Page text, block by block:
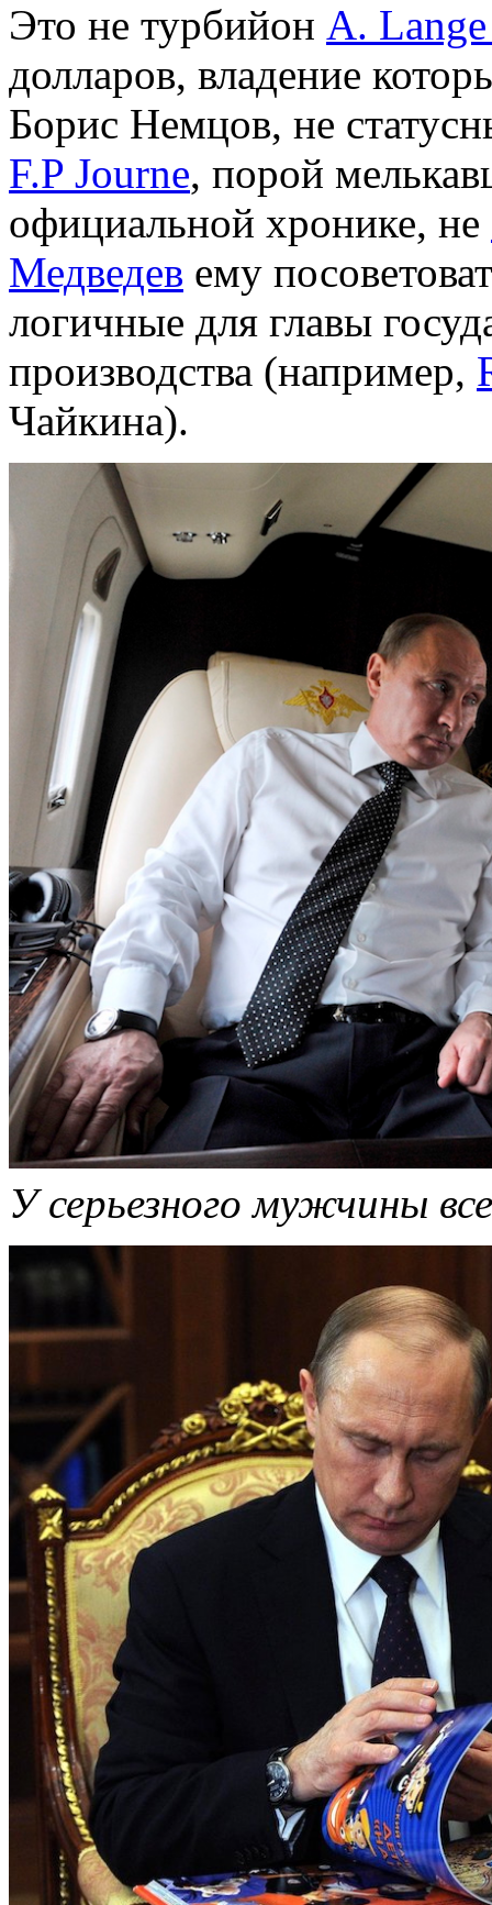
Это не турбийон A.
долларов, владение
Борис Немцов, не
F.P Journe, порой
официальной хронике, не
Медведев ему
логичные для главы
производства (например,
Чайкина).
У серьезного мужчины